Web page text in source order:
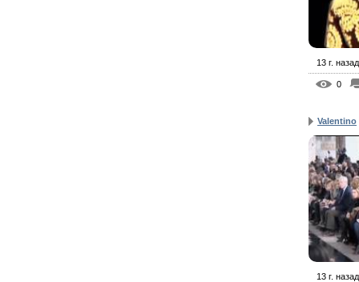
13 г. назад
0
Valentino
13 г. назад